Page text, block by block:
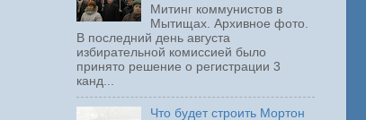
Митинг коммунистов в
Мытищах. Архивное фото.
В последний день августа
избирательной комиссией было
принято решение о регистрации 3
канд...
Что будет строить Мортон